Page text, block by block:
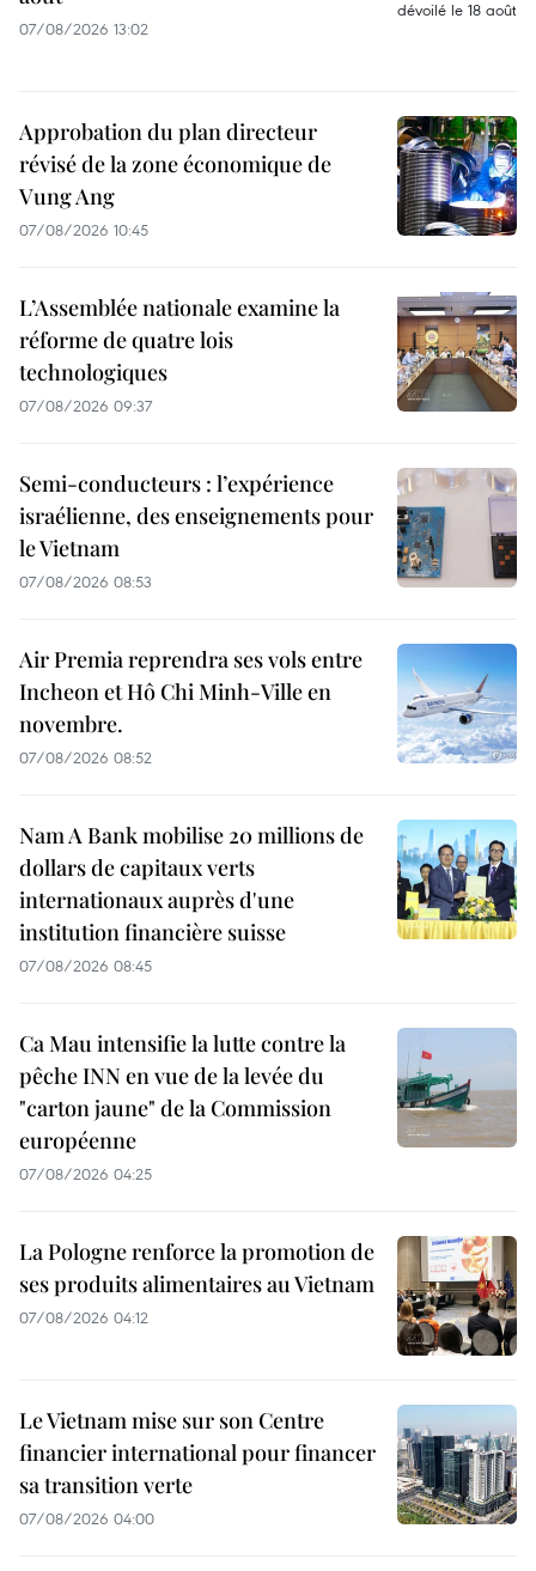
07/08/2026 13:02
Approbation du plan directeur
révisé de la zone économique de
Vung Ang
07/08/2026 10:45
L’Assemblée nationale examine la
réforme de quatre lois
technologiques
07/08/2026 09:37
Semi-conducteurs : l’expérience
israélienne, des enseignements pour
le Vietnam
07/08/2026 08:53
Air Premia reprendra ses vols entre
Incheon et Hô Chi Minh-Ville en
novembre.
07/08/2026 08:52
Nam A Bank mobilise 20 millions de
dollars de capitaux verts
internationaux auprès d'une
institution financière suisse
07/08/2026 08:45
Ca Mau intensifie la lutte contre la
pêche INN en vue de la levée du
"carton jaune" de la Commission
européenne
07/08/2026 04:25
La Pologne renforce la promotion de
ses produits alimentaires au Vietnam
07/08/2026 04:12
Le Vietnam mise sur son Centre
financier international pour financer
sa transition verte
07/08/2026 04:00